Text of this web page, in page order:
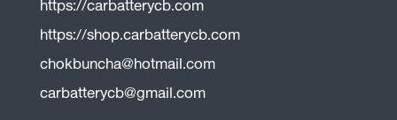
https://shop.carbatterycb.com
chokbuncha@hotmail.com
carbatterycb@gmail.com